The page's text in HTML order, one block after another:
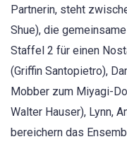
Partnerin, steht
Shue), die
Staffel 2 für einen
(Griffin Santopietro),
Mobber zum Miyagi-
Walter Hauser), Lynn,
bereichern das